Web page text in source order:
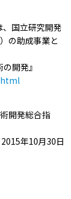
、国立研究開発
の助成事業と
開発』
開発総合指
年10月30日